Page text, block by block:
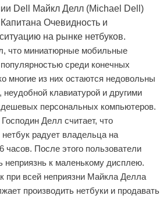
Dell Майкл Делл (Michael Dell)
Очевидность и
на рынке нетбуков.
что миниатюрные мобильные
среди конечных
многие из них остаются недовольны
клавиатурой и другими
персональных компьютеров.
Делл считает, что
радует владельца на
часов. После этого пользователи
неприязнь к маленькому дисплею.
при всей неприязни Майкла Делла
производить нетбуки и продавать